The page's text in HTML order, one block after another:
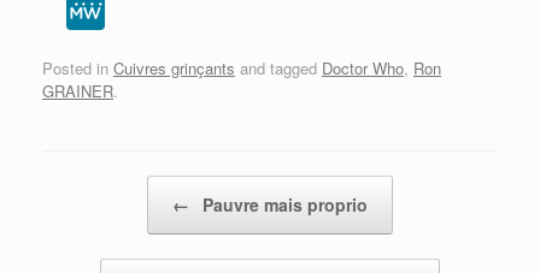
e
W
Posted in Cuivres grinçants and tagged Doctor Who, Ron
GRAINER.
← Pauvre mais proprio